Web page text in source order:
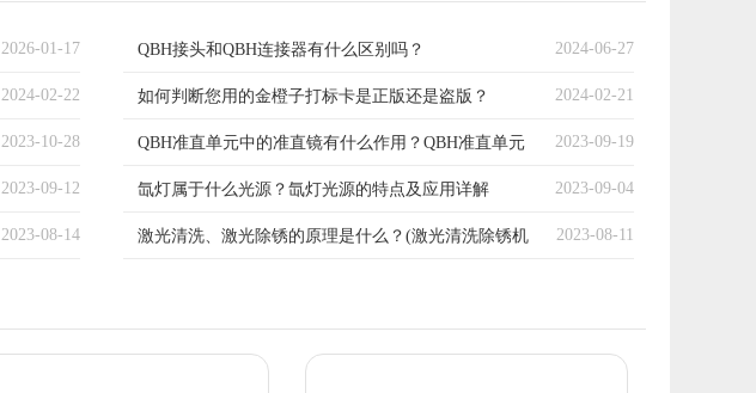
2026-01-17 2024-06-27
QBH接头和QBH连接器有什么区别吗？
2024-02-22 2024-02-21
如何判断您用的金橙子打标卡是正版还是盗版？
2023-10-28 2023-09-19
QBH准直单元中的准直镜有什么作用？QBH准直单元
有哪些应用场景？
2023-09-12 2023-09-04
氙灯属于什么光源？氙灯光源的特点及应用详解
2023-08-14 2023-08-11
激光清洗、激光除锈的原理是什么？(激光清洗除锈机